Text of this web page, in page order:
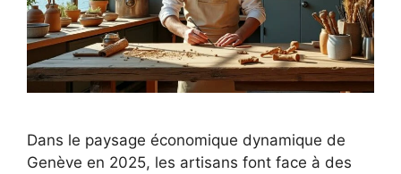
Dans le paysage économique dynamique de
Genève en 2025, les artisans font face à des